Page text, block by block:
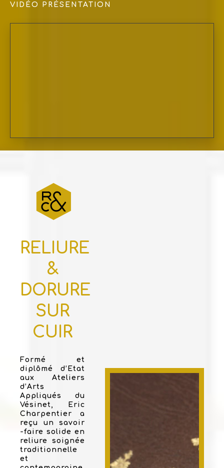
VIDÉO PRÉSENTATION
RELIURE
&
DORURE
SUR
CUIR
Formé et
diplômé d’Etat
aux Ateliers
d’Arts
Appliqués du
Vésinet, Eric
Charpentier a
reçu un savoir
-faire solide en
reliure soignée
traditionnelle
et